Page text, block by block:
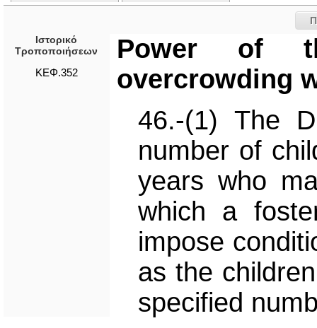
Ιστορικό
Τροποποιήσεων
ΚΕΦ.352
Power of
overcrowding
46.-(1) The
number of
years who
which a
impose
as the
specified